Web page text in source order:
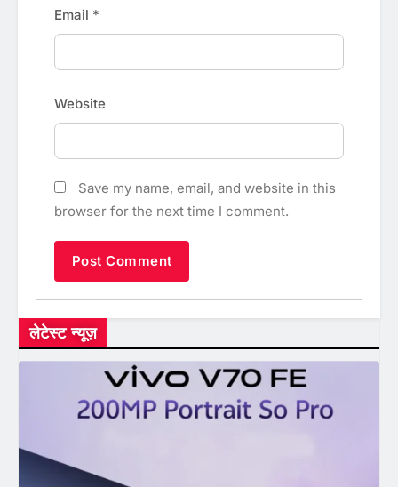
Email *
Website
Save my name, email, and website in this
browser for the next time I comment.
लेटेस्ट न्यूज़